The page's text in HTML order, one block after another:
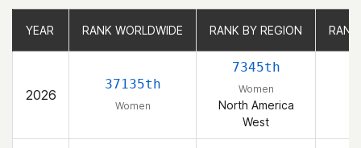
YEAR RANK WORLDWIDE RANK BY REGION
2026
37135th
Women
7345th
Women
North America
West
YEAR RANK WORLDWIDE RANK BY REGION